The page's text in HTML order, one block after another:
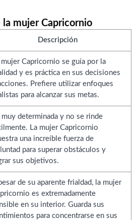
mujer Capricornio
Descripción
mujer Capricornio se guía por la
y es práctica en sus decisiones
Prefiere utilizar enfoques
para alcanzar sus metas.
muy determinada y no se rinde
La mujer Capricornio
una increíble fuerza de
para superar obstáculos y
sus objetivos.
de su aparente frialdad, la mujer
es extremadamente
en su interior. Guarda sus
para concentrarse en sus